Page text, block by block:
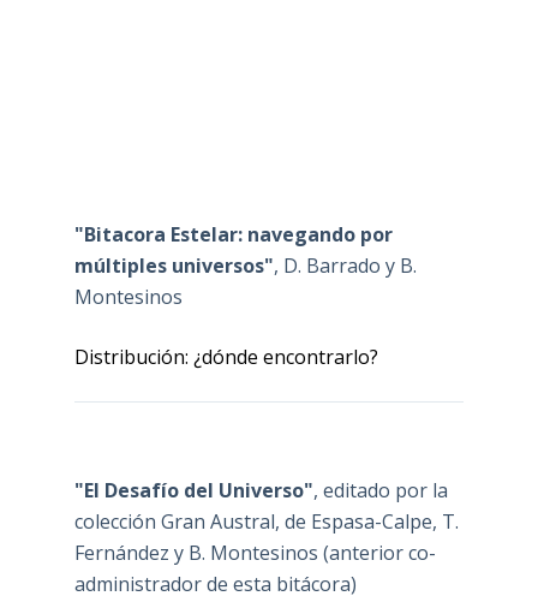
"Bitacora Estelar: navegando por
múltiples universos", D. Barrado y B.
Montesinos
Distribución: ¿dónde encontrarlo?
"El Desafío del Universo", editado por la
colección Gran Austral, de Espasa-Calpe, T.
Fernández y B. Montesinos (anterior co-
administrador de esta bitácora)